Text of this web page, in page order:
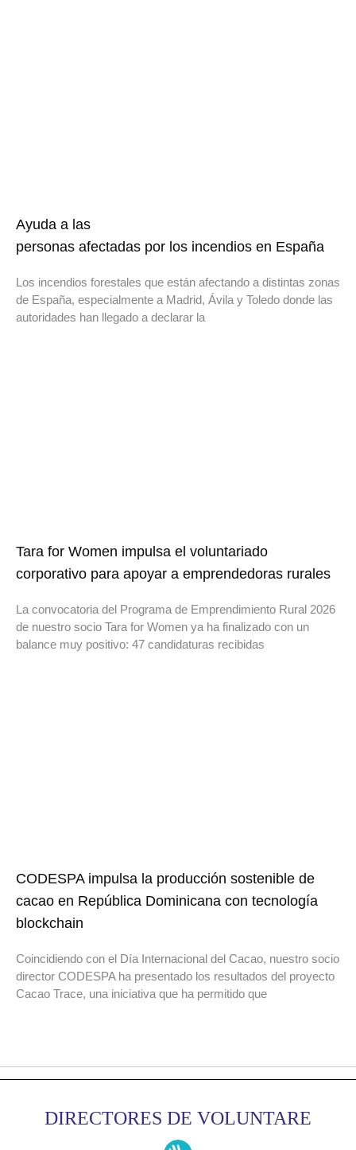
Ayuda a las
personas afectadas por los incendios en España
Los incendios forestales que están afectando a distintas zonas
de España, especialmente a Madrid, Ávila y Toledo donde las
autoridades han llegado a declarar la
Tara for Women impulsa el voluntariado
corporativo para apoyar a emprendedoras rurales
La convocatoria del Programa de Emprendimiento Rural 2026
de nuestro socio Tara for Women ya ha finalizado con un
balance muy positivo: 47 candidaturas recibidas
CODESPA impulsa la producción sostenible de
cacao en República Dominicana con tecnología
blockchain
Coincidiendo con el Día Internacional del Cacao, nuestro socio
director CODESPA ha presentado los resultados del proyecto
Cacao Trace, una iniciativa que ha permitido que
DIRECTORES DE VOLUNTARE